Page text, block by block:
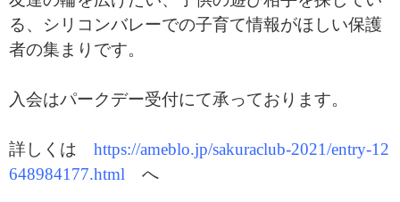
る、シリコンバレーでの子育て情報がほしい保護
者の集まりです。
入会はパークデー受付にて承っております。
詳しくは https://ameblo.jp/sakuraclub-2021/entry-12
648984177.html へ